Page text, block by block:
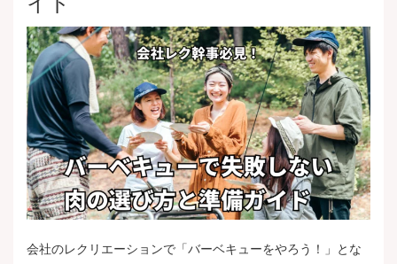
会社のレクリエーションで「バーベキューをやろう！」とな